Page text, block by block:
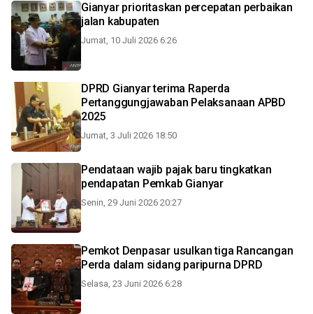
Gianyar prioritaskan percepatan perbaikan
jalan kabupaten
Jumat, 10 Juli 2026 6:26
DPRD Gianyar terima Raperda
Pertanggungjawaban Pelaksanaan APBD
2025
Jumat, 3 Juli 2026 18:50
Pendataan wajib pajak baru tingkatkan
pendapatan Pemkab Gianyar
Senin, 29 Juni 2026 20:27
Pemkot Denpasar usulkan tiga Rancangan
Perda dalam sidang paripurna DPRD
Selasa, 23 Juni 2026 6:28